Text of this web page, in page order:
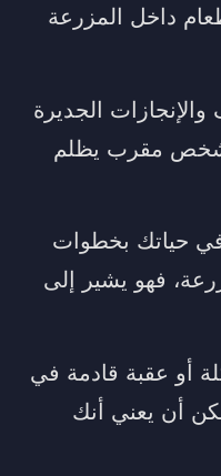
داخل المزرعة
الجديرة
شخص مقرب يظلم
حياتك بخطوات
فهو يشير إلى
أو عقبة قادمة في
أن يعني أنك